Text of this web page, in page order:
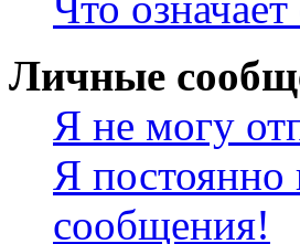
Личные
Я не могу
Я постоянно
сообщения!